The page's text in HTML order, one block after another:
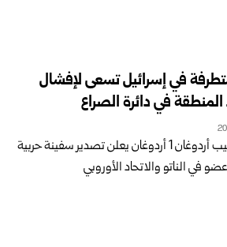
في إسرائيل تسعى لإفشال
في دائرة الصراع